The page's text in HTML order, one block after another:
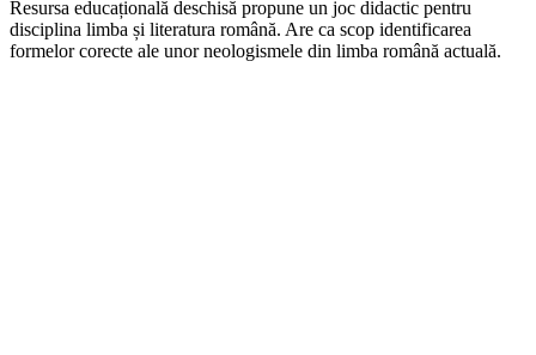
Resursa educațională deschisă propune un joc didactic pentru
disciplina limba și literatura română. Are ca scop identificarea
formelor corecte ale unor neologismele din limba română actuală.